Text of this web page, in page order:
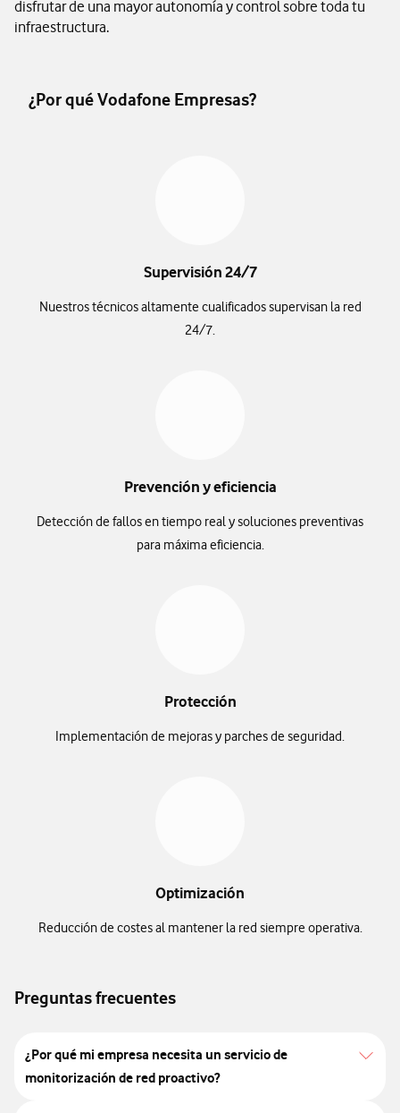
disfrutar de una mayor autonomía y control sobre toda tu
infraestructura.
¿Por qué Vodafone Empresas?
Supervisión 24/7
Nuestros técnicos altamente cualificados supervisan la red
24/7.
Prevención y eficiencia
Detección de fallos en tiempo real y soluciones preventivas
para máxima eficiencia.
Protección
Implementación de mejoras y parches de seguridad.
Optimización
Reducción de costes al mantener la red siempre operativa.
Preguntas frecuentes
¿Por qué mi empresa necesita un servicio de
monitorización de red proactivo?